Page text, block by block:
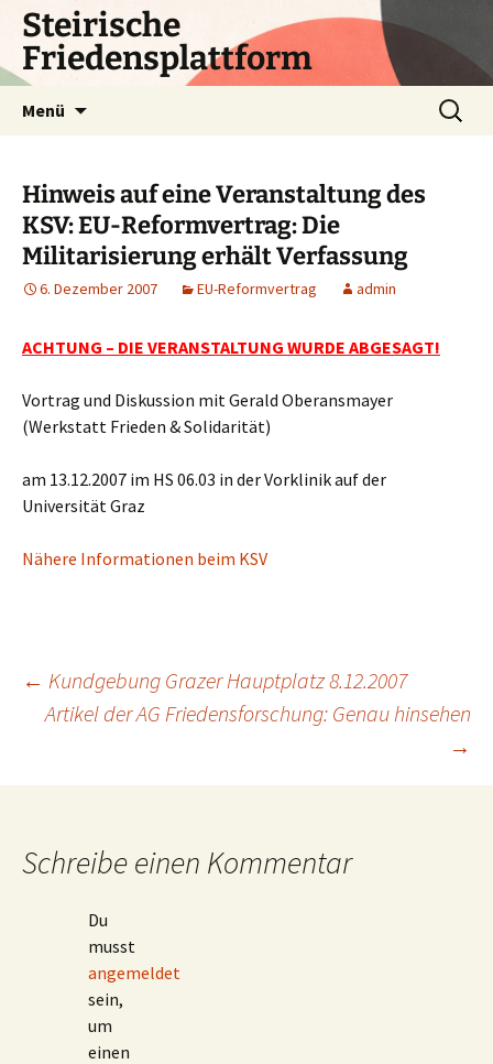
Zum
Inhalt
springen
Steirische
Friedensplattform
Menü
Suchen
nach:
Hinweis auf eine Veranstaltung des
KSV: EU-Reformvertrag: Die
Militarisierung erhält Verfassung
6. Dezember 2007 EU-Reformvertrag admin
ACHTUNG – DIE VERANSTALTUNG WURDE ABGESAGT!
Vortrag und Diskussion mit Gerald Oberansmayer
(Werkstatt Frieden & Solidarität)
am 13.12.2007 im HS 06.03 in der Vorklinik auf der
Universität Graz
Nähere Informationen beim KSV
Beitragsnavigation
← Kundgebung Grazer Hauptplatz 8.12.2007
Artikel der AG Friedensforschung: Genau hinsehen
→
Schreibe einen Kommentar
Du
musst
angemeldet
sein,
um
einen